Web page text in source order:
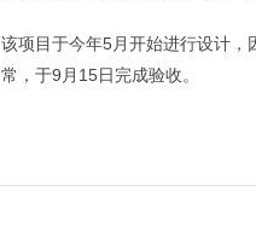
该项目于今年5月开始进行设计
常，于9月15日完成验收。